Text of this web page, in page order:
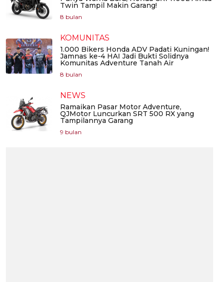
Twin Tampil Makin Garang!
8 bulan
KOMUNITAS
1.000 Bikers Honda ADV Padati Kuningan!
Jamnas ke-4 HAI Jadi Bukti Solidnya
Komunitas Adventure Tanah Air
8 bulan
NEWS
Ramaikan Pasar Motor Adventure,
QJMotor Luncurkan SRT 500 RX yang
Tampilannya Garang
9 bulan